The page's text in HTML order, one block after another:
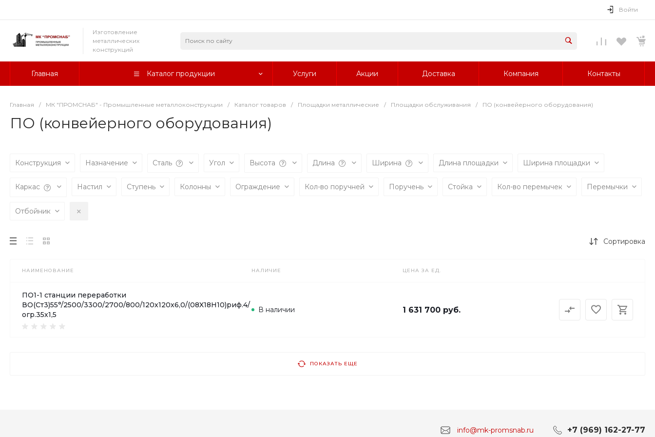
Войти
Изготовление
металлических
конструкций
Главная Каталог продукции Услуги Акции Доставка Компания Контакты
Главная / МК "ПРОМСНАБ" - Промышленные металлоконструкции / Каталог товаров / Площадки металлические / Площадки обслуживания / ПО (конвейерного оборудования)
ПО (конвейерного оборудования)
Конструкция Назначение Сталь Угол Высота Длина Ширина Длина площадки Ширина площадки
Каркас Настил Ступень Колонны Ограждение Кол-во поручней Поручень Стойка Кол-во перемычек Перемычки
Отбойник
Сортировка
НАИМЕНОВАНИЕ НАЛИЧИЕ ЦЕНА ЗА ЕД.
ПО1-1 станции переработки
ВО(Ст3)55°/2500/3300/2700/800/120х120х6,0/(08X18H10)риф.4/
огр.35х1,5
В наличии 1 631 700 руб.
ПОКАЗАТЬ ЕЩЕ
info@mk-promsnab.ru +7 (969) 162-27-77